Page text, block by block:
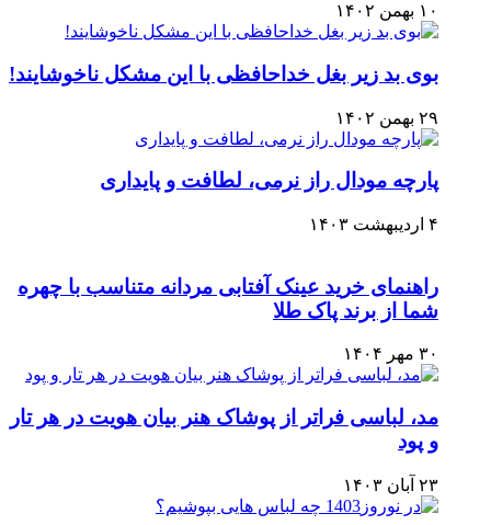
۱۰ بهمن ۱۴۰۲
بوی بد زیر بغل خداحافظی با این مشکل ناخوشایند!
۲۹ بهمن ۱۴۰۲
پارچه مودال راز نرمی، لطافت و پایداری
۴ اردیبهشت ۱۴۰۳
راهنمای خرید عینک آفتابی مردانه متناسب با چهره
شما از برند پاک طلا
۳۰ مهر ۱۴۰۴
مد، لباسی فراتر از پوشاک هنر بیان هویت در هر تار
و پود
۲۳ آبان ۱۴۰۳